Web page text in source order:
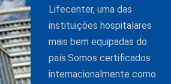
Lifecenter, uma das
instituições hospitalares
mais bem equipadas do
país.Somos certificados
internacionalmente como